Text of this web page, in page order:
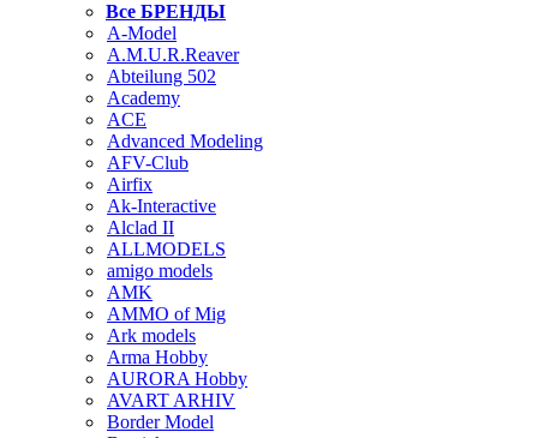
Все БРЕНДЫ
A-Model
A.M.U.R.Reaver
Abteilung 502
Academy
ACE
Advanced Modeling
AFV-Club
Airfix
Ak-Interactive
Alclad II
ALLMODELS
amigo models
AMK
AMMO of Mig
Ark models
Arma Hobby
AURORA Hobby
AVART ARHIV
Border Model